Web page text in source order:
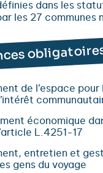
dans les
les 27 communes
de l’espace
économique
L.4251-17
entretien et
gens du voyage